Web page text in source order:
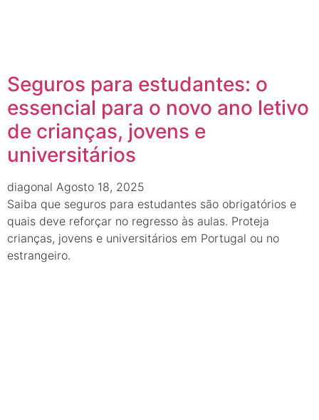
Seguros para estudantes: o
essencial para o novo ano letivo
de crianças, jovens e
universitários
diagonal Agosto 18, 2025
Saiba que seguros para estudantes são obrigatórios e
quais deve reforçar no regresso às aulas. Proteja
crianças, jovens e universitários em Portugal ou no
estrangeiro.